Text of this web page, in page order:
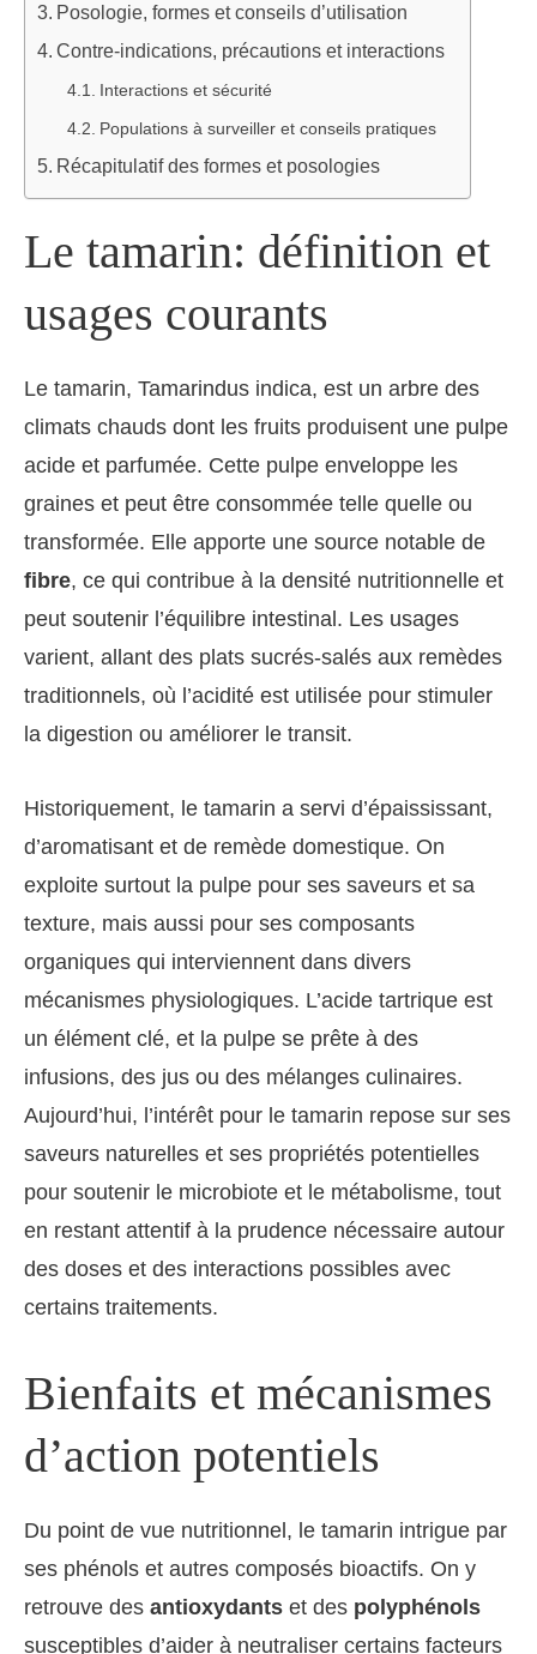
Posologie, formes et conseils d’utilisation
Contre-indications, précautions et interactions
Interactions et sécurité
Populations à surveiller et conseils pratiques
Récapitulatif des formes et posologies
Le tamarin: définition et
usages courants
Le tamarin, Tamarindus indica, est un arbre des
climats chauds dont les fruits produisent une pulpe
acide et parfumée. Cette pulpe enveloppe les
graines et peut être consommée telle quelle ou
transformée. Elle apporte une source notable de
fibre, ce qui contribue à la densité nutritionnelle et
peut soutenir l’équilibre intestinal. Les usages
varient, allant des plats sucrés-salés aux remèdes
traditionnels, où l’acidité est utilisée pour stimuler
la digestion ou améliorer le transit.
Historiquement, le tamarin a servi d’épaississant,
d’aromatisant et de remède domestique. On
exploite surtout la pulpe pour ses saveurs et sa
texture, mais aussi pour ses composants
organiques qui interviennent dans divers
mécanismes physiologiques. L’acide tartrique est
un élément clé, et la pulpe se prête à des
infusions, des jus ou des mélanges culinaires.
Aujourd’hui, l’intérêt pour le tamarin repose sur ses
saveurs naturelles et ses propriétés potentielles
pour soutenir le microbiote et le métabolisme, tout
en restant attentif à la prudence nécessaire autour
des doses et des interactions possibles avec
certains traitements.
Bienfaits et mécanismes
d’action potentiels
Du point de vue nutritionnel, le tamarin intrigue par
ses phénols et autres composés bioactifs. On y
retrouve des antioxydants et des polyphénols
susceptibles d’aider à neutraliser certains facteurs